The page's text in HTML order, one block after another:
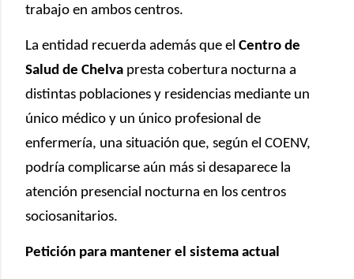
trabajo en ambos centros.
La entidad recuerda además que el Centro de
Salud de Chelva presta cobertura nocturna a
distintas poblaciones y residencias mediante un
único médico y un único profesional de
enfermería, una situación que, según el COENV,
podría complicarse aún más si desaparece la
atención presencial nocturna en los centros
sociosanitarios.
Petición para mantener el sistema actual